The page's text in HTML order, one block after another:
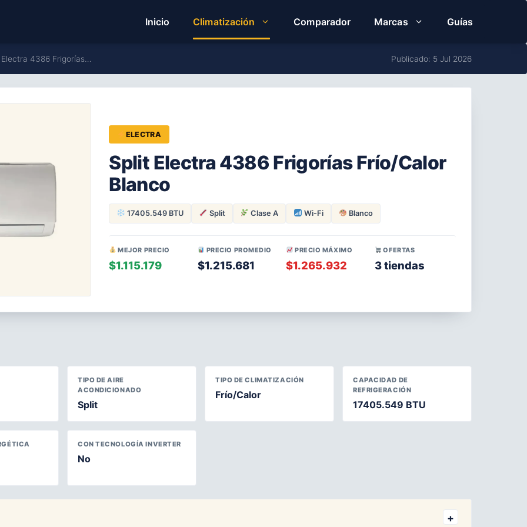
Inicio Climatización Comparador Marcas Guías
4386 Frigorías… Publicado: 5 Jul 2026
ELECTRA
Split Electra 4386 Frigorías Frío/Calor
Blanco
17405.549 BTU Split Clase A Wi-Fi Blanco
MEJOR PRECIO
$1.115.179
PRECIO PROMEDIO
$1.215.681
PRECIO MÁXIMO
$1.265.932
OFERTAS
3 tiendas
TIPO DE AIRE
ACONDICIONADO
Split
TIPO DE CLIMATIZACIÓN
Frío/Calor
CAPACIDAD DE
REFRIGERACIÓN
17405.549 BTU
CON TECNOLOGÍA INVERTER
No